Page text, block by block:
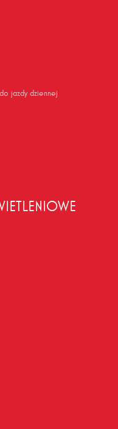
jazdy dziennej